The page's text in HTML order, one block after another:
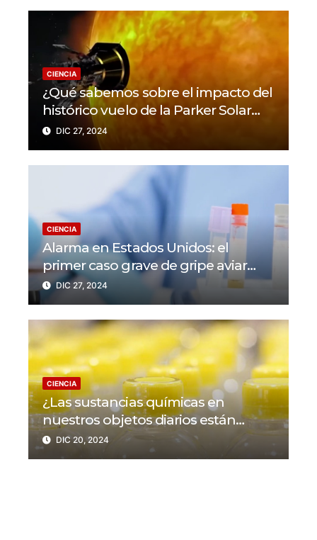
CIENCIA
¿Qué sabemos sobre el impacto del
histórico vuelo de la Parker Solar
Probe?
DIC 27, 2024
CIENCIA
Alarma en Estados Unidos: el
primer caso grave de gripe aviar
muestra una peligrosa mutación
DIC 27, 2024
CIENCIA
¿Las sustancias químicas en
nuestros objetos diarios están
detrás de cientos de miles de
muertes y millones de
DIC 20, 2024